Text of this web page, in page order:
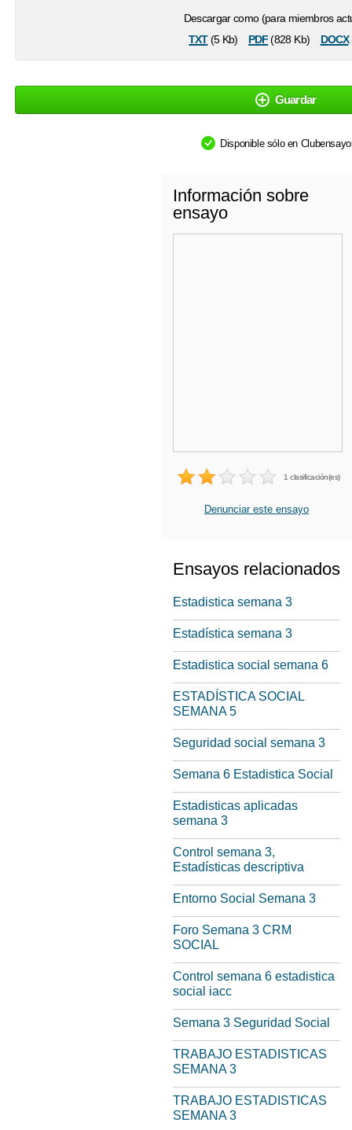
Descargar como (para miembros
txt(5 Kb) pdf(828 Kb) docx
Guardar
Disponible sólo en
Información sobre
ensayo
1 clasificación(es)
Denunciar este ensayo
Ensayos relacionados
Estadistica semana 3
Estadística semana 3
Estadistica social semana 6
ESTADÍSTICA SOCIAL
SEMANA 5
Seguridad social semana 3
Semana 6 Estadistica Social
Estadisticas aplicadas
semana 3
Control semana 3,
Estadísticas descriptiva
Entorno Social Semana 3
Foro Semana 3 CRM
SOCIAL
Control semana 6 estadistica
social iacc
Semana 3 Seguridad Social
TRABAJO ESTADISTICAS
SEMANA 3
TRABAJO ESTADISTICAS
SEMANA 3